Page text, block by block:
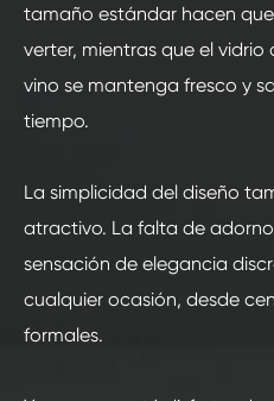
tamaño estándar hacen
verter, mientras que el
vino se mantenga fresco y
tiempo.
La simplicidad del diseño
atractivo. La falta de
sensación de elegancia
cualquier ocasión, desde
formales.